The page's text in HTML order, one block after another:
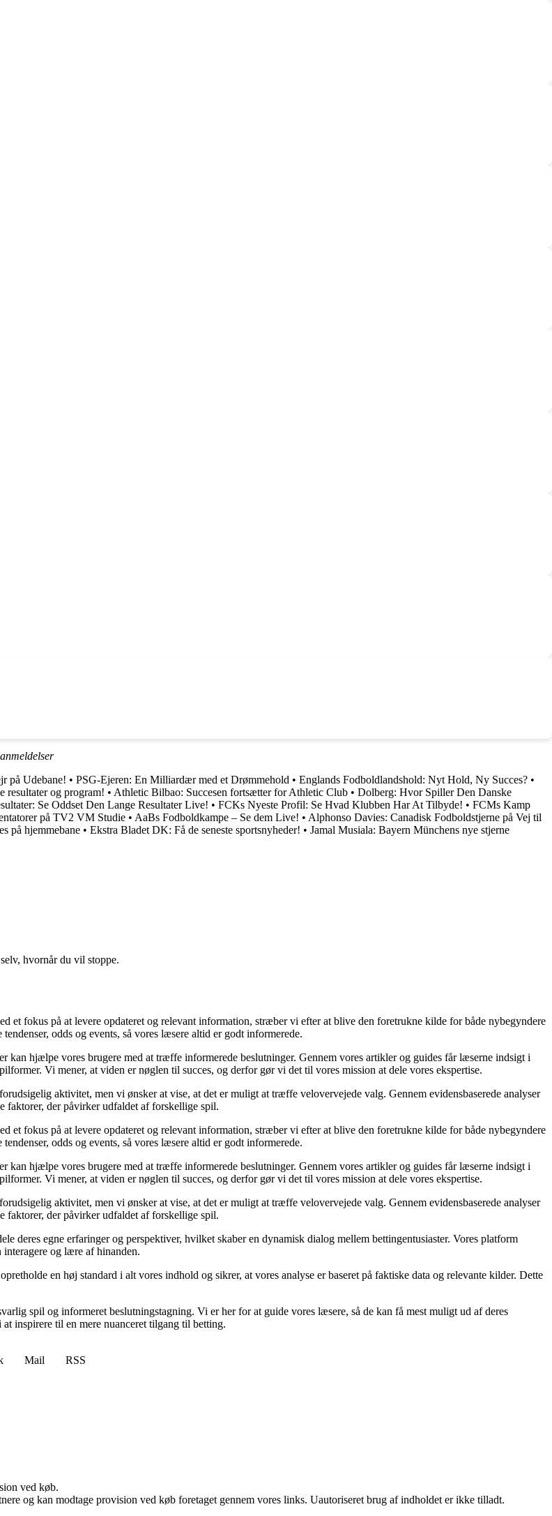
anmeldelser
på Udebane! • PSG-Ejeren: En Milliardær med et Drømmehold • Englands Fodboldlandshold: Nyt Hold, Ny Succes? •
resultater og program! • Athletic Bilbao: Succesen fortsætter for Athletic Club • Dolberg: Hvor Spiller Den Danske
Se Oddset Den Lange Resultater Live! • FCKs Nyeste Profil: Se Hvad Klubben Har At Tilbyde! • FCMs Kamp
på TV2 VM Studie • AaBs Fodboldkampe – Se dem Live! • Alphonso Davies: Canadisk Fodboldstjerne på Vej til
på hjemmebane • Ekstra Bladet DK: Få de seneste sportsnyheder! • Jamal Musiala: Bayern Münchens nye stjerne
hvornår du vil stoppe.
et fokus på at levere opdateret og relevant information, stræber vi efter at blive den foretrukne kilde for både nybegyndere
odds og events, så vores læsere altid er godt informerede.
kan hjælpe vores brugere med at træffe informerede beslutninger. Gennem vores artikler og guides får læserne indsigt i
Vi mener, at viden er nøglen til succes, og derfor gør vi det til vores mission at dele vores ekspertise.
aktivitet, men vi ønsker at vise, at det er muligt at træffe velovervejede valg. Gennem evidensbaserede analyser
faktorer, der påvirker udfaldet af forskellige spil.
et fokus på at levere opdateret og relevant information, stræber vi efter at blive den foretrukne kilde for både nybegyndere
odds og events, så vores læsere altid er godt informerede.
kan hjælpe vores brugere med at træffe informerede beslutninger. Gennem vores artikler og guides får læserne indsigt i
Vi mener, at viden er nøglen til succes, og derfor gør vi det til vores mission at dele vores ekspertise.
aktivitet, men vi ønsker at vise, at det er muligt at træffe velovervejede valg. Gennem evidensbaserede analyser
faktorer, der påvirker udfaldet af forskellige spil.
egne erfaringer og perspektiver, hvilket skaber en dynamisk dialog mellem bettingentusiaster. Vores platform
og lære af hinanden.
en høj standard i alt vores indhold og sikrer, at vores analyse er baseret på faktiske data og relevante kilder. Dette
spil og informeret beslutningstagning. Vi er her for at guide vores læsere, så de kan få mest muligt ud af deres
inspirere til en mere nuanceret tilgang til betting.
Mail
RSS
ved køb.
og kan modtage provision ved køb foretaget gennem vores links. Uautoriseret brug af indholdet er ikke tilladt.